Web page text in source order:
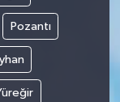
Pozantı